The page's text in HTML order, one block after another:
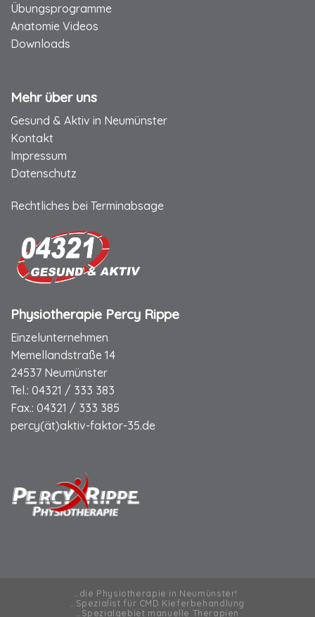
Übungsprogramme
Anatomie Videos
Downloads
Mehr über uns
Gesund & Aktiv in Neumünster
Kontakt
Impressum
Datenschutz
Rechtliches bei Terminabsage
Physiotherapie Percy Rippe
Einzelunternehmen
Memellandstraße 14
24537 Neumünster
Tel.: 04321 / 333 383
Fax.: 04321 / 333 385
percy(ät)aktiv-faktor-35.de
…die Physiotherapie in Neumünster!
…Spezialist für CMD Kieferbehandlung
…Spezialgebiet manuelle Therapien